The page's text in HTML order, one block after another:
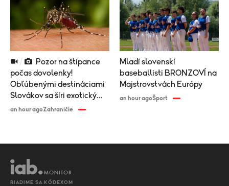
počas dovolenky!
Obľúbenými destináciami
Slovákov sa šíri exotický
vírus
an hour agoZahraničie
Mladí slovenskí
baseballisti BRONZOVÍ na
Majstrovstvách Európy
an hour agoŠport
RIADIME SA KÓDEXOM